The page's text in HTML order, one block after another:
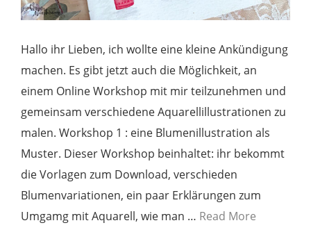
Hallo ihr Lieben, ich wollte eine kleine Ankündigung
machen. Es gibt jetzt auch die Möglichkeit, an
einem Online Workshop mit mir teilzunehmen und
gemeinsam verschiedene Aquarellillustrationen zu
malen. Workshop 1 : eine Blumenillustration als
Muster. Dieser Workshop beinhaltet: ihr bekommt
die Vorlagen zum Download, verschieden
Blumenvariationen, ein paar Erklärungen zum
Umgamg mit Aquarell, wie man … Read More